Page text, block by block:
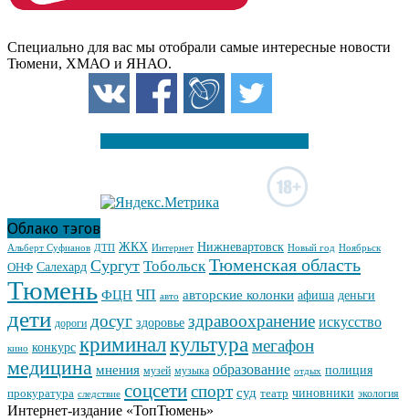
Специально для вас мы отобрали самые интересные новости
Тюмени, ХМАО и ЯНАО.
Облако тэгов
Альберт Суфианов ДТП ЖКХ Интернет Нижневартовск Новый год Ноябрьск
ОНФ Салехард Сургут Тобольск Тюменская область
Тюмень ФЦН ЧП авто авторские колонки афиша деньги
дети дороги досуг здоровье здравоохранение искусство
кино конкурс криминалкультурамегафон
медицина мнения музей музыка образование отдых полиция
прокуратура следствие соцсетиспорт суд театр чиновники экология
Интернет-издание «ТопТюмень»